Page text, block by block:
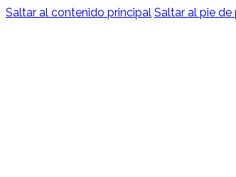
Saltar al contenido principal Saltar al pie de